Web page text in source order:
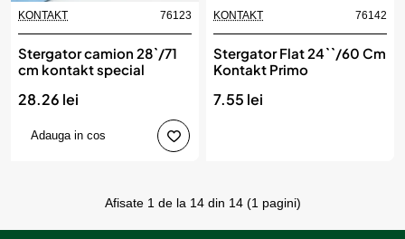
KONTAKT 76123
Stergator camion 28`/71
cm kontakt special
28.26 lei
Adauga in cos
KONTAKT 76142
Stergator Flat 24``/60 Cm
Kontakt Primo
7.55 lei
Afisate 1 de la 14 din 14 (1 pagini)